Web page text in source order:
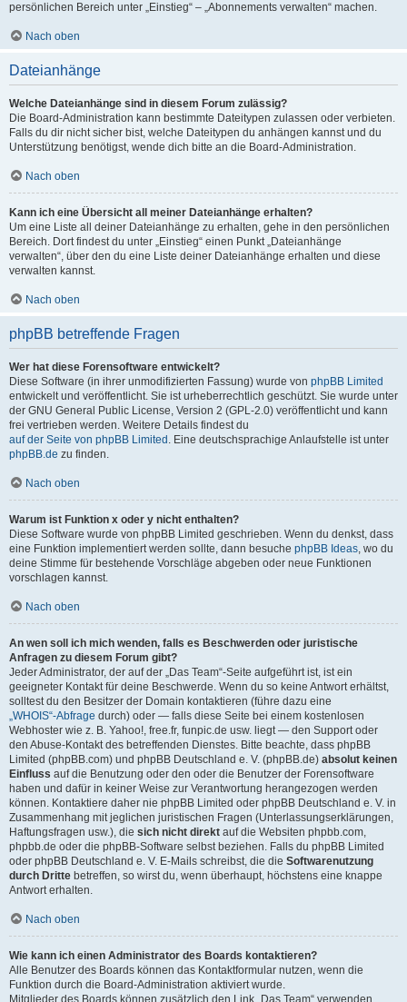
persönlichen Bereich unter „Einstieg“ – „Abonnements verwalten“ machen.
Nach oben
Dateianhänge
Welche Dateianhänge sind in diesem Forum zulässig?
Die Board-Administration kann bestimmte Dateitypen zulassen oder verbieten.
Falls du dir nicht sicher bist, welche Dateitypen du anhängen kannst und du
Unterstützung benötigst, wende dich bitte an die Board-Administration.
Nach oben
Kann ich eine Übersicht all meiner Dateianhänge erhalten?
Um eine Liste all deiner Dateianhänge zu erhalten, gehe in den persönlichen
Bereich. Dort findest du unter „Einstieg“ einen Punkt „Dateianhänge
verwalten“, über den du eine Liste deiner Dateianhänge erhalten und diese
verwalten kannst.
Nach oben
phpBB betreffende Fragen
Wer hat diese Forensoftware entwickelt?
Diese Software (in ihrer unmodifizierten Fassung) wurde von phpBB Limited
entwickelt und veröffentlicht. Sie ist urheberrechtlich geschützt. Sie wurde unter
der GNU General Public License, Version 2 (GPL-2.0) veröffentlicht und kann
frei vertrieben werden. Weitere Details findest du
auf der Seite von phpBB Limited . Eine deutschsprachige Anlaufstelle ist unter
phpBB.de zu finden.
Nach oben
Warum ist Funktion x oder y nicht enthalten?
Diese Software wurde von phpBB Limited geschrieben. Wenn du denkst, dass
eine Funktion implementiert werden sollte, dann besuche phpBB Ideas, wo du
deine Stimme für bestehende Vorschläge abgeben oder neue Funktionen
vorschlagen kannst.
Nach oben
An wen soll ich mich wenden, falls es Beschwerden oder juristische
Anfragen zu diesem Forum gibt?
Jeder Administrator, der auf der „Das Team“-Seite aufgeführt ist, ist ein
geeigneter Kontakt für deine Beschwerde. Wenn du so keine Antwort erhältst,
solltest du den Besitzer der Domain kontaktieren (führe dazu eine
„WHOIS“-Abfrage durch) oder — falls diese Seite bei einem kostenlosen
Webhoster wie z. B. Yahoo!, free.fr, funpic.de usw. liegt — den Support oder
den Abuse-Kontakt des betreffenden Dienstes. Bitte beachte, dass phpBB
Limited (phpBB.com) und phpBB Deutschland e. V. (phpBB.de) absolut keinen
Einfluss auf die Benutzung oder den oder die Benutzer der Forensoftware
haben und dafür in keiner Weise zur Verantwortung herangezogen werden
können. Kontaktiere daher nie phpBB Limited oder phpBB Deutschland e. V. in
Zusammenhang mit jeglichen juristischen Fragen (Unterlassungserklärungen,
Haftungsfragen usw.), die sich nicht direkt auf die Websiten phpbb.com,
phpbb.de oder die phpBB-Software selbst beziehen. Falls du phpBB Limited
oder phpBB Deutschland e. V. E-Mails schreibst, die die Softwarenutzung
durch Dritte betreffen, so wirst du, wenn überhaupt, höchstens eine knappe
Antwort erhalten.
Nach oben
Wie kann ich einen Administrator des Boards kontaktieren?
Alle Benutzer des Boards können das Kontaktformular nutzen, wenn die
Funktion durch die Board-Administration aktiviert wurde.
Mitglieder des Boards können zusätzlich den Link „Das Team“ verwenden.